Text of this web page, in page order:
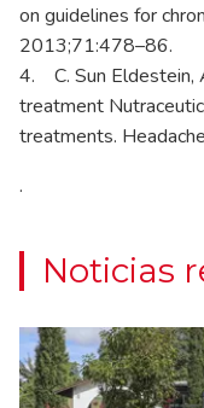
on guidelines for
2013;71:478–86.
4. C. Sun Eldestein,
treatment
treatments.
.
Noticias